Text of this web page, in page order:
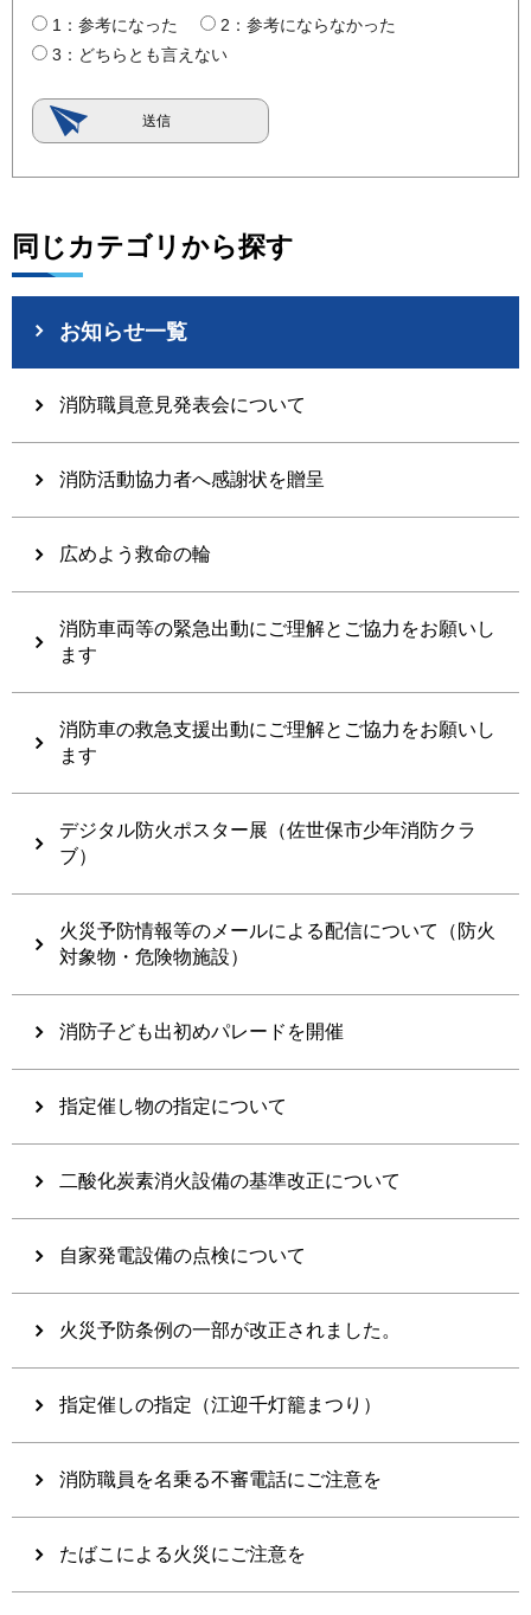
1：参考になった
2：参考にならなかった
3：どちらとも言えない
同じカテゴリから探す
お知らせ一覧
消防職員意見発表会について
消防活動協力者へ感謝状を贈呈
広めよう救命の輪
消防車両等の緊急出動にご理解とご協力をお願いし
ます
消防車の救急支援出動にご理解とご協力をお願いし
ます
デジタル防火ポスター展（佐世保市少年消防クラ
ブ）
火災予防情報等のメールによる配信について（防火
対象物・危険物施設）
消防子ども出初めパレードを開催
指定催し物の指定について
二酸化炭素消火設備の基準改正について
自家発電設備の点検について
火災予防条例の一部が改正されました。
指定催しの指定（江迎千灯籠まつり）
消防職員を名乗る不審電話にご注意を
たばこによる火災にご注意を